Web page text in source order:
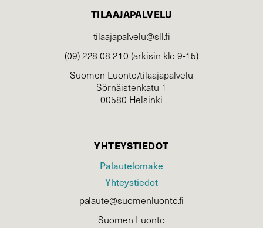
TILAAJAPALVELU
tilaajapalvelu@sll.fi
(09) 228 08 210 (arkisin klo 9-15)
Suomen Luonto/tilaajapalvelu
Sörnäistenkatu 1
00580 Helsinki
YHTEYSTIEDOT
Palautelomake
Yhteystiedot
palaute@suomenluonto.fi
Suomen Luonto